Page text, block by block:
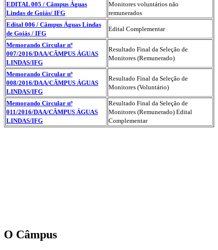
EDITAL 005 / Câmpus Águas
Lindas de Goiás/ IFG
Monitores voluntários não
remunerados
Edital 006 / Câmpus Águas Lindas
de Goiás / IFG
Edital Complementar
Memorando Circular nº
007/2016/DAA/CÂMPUS ÁGUAS
LINDAS/IFG
Resultado Final da Seleção de
Monitores (Remunerado)
Memorando Circular nº
008/2016/DAA/CÂMPUS ÁGUAS
LINDAS/IFG
Resultado Final da Seleção de
Monitores (Voluntário)
Memorando Circular nº
011/2016/DAA/CÂMPUS ÁGUAS
LINDAS/IFG
Resultado Final da Seleção de
Monitores (Remunerado) Edital
Complementar
O Câmpus